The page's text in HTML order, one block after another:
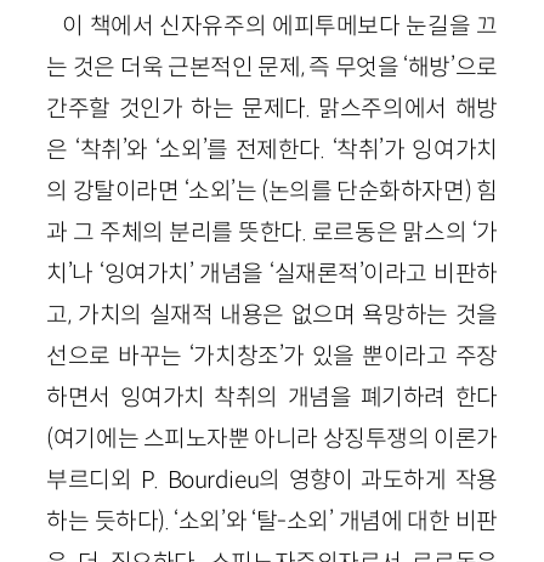
이 책에서 신자유주의 에피투메보다 눈길을 끄
는 것은 더욱 근본적인 문제, 즉 무엇을 ‘해방’으로
간주할 것인가 하는 문제다. 맑스주의에서 해방
은 ‘착취’와 ‘소외’를 전제한다. ‘착취’가 잉여가치
의 강탈이라면 ‘소외’는 (논의를 단순화하자면) 힘
과 그 주체의 분리를 뜻한다. 로르동은 맑스의 ‘가
치’나 ‘잉여가치’ 개념을 ‘실재론적’이라고 비판하
고, 가치의 실재적 내용은 없으며 욕망하는 것을
선으로 바꾸는 ‘가치창조’가 있을 뿐이라고 주장
하면서 잉여가치 착취의 개념을 폐기하려 한다
(여기에는 스피노자뿐 아니라 상징투쟁의 이론가
부르디외 P. Bourdieu의 영향이 과도하게 작용
하는 듯하다). ‘소외’와 ‘탈-소외’ 개념에 대한 비판